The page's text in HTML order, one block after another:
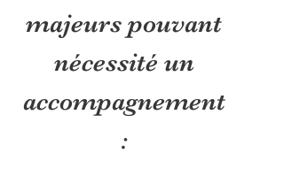
majeurs pouvant
nécessité un
accompagnement
: